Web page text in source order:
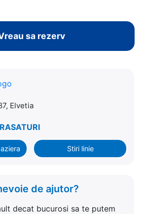
sa rezerv
Elvetia
Stiri linie
de ajutor?
decat bucurosi sa te putem